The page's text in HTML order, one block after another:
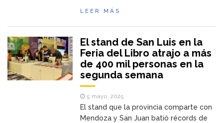
LEER MÁS
El stand de San Luis en la
Feria del Libro atrajo a más
de 400 mil personas en la
segunda semana
5 mayo, 2025
El stand que la provincia comparte con
Mendoza y San Juan batió récords de